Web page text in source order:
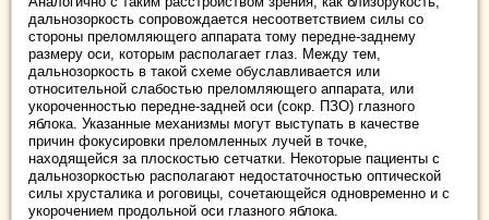
дальнозоркость сопровождается несоответствием силы со
стороны преломляющего аппарата тому передне-заднему
размеру оси, которым располагает глаз. Между тем,
дальнозоркость в такой схеме обуславливается или
относительной слабостью преломляющего аппарата, или
укороченностью передне-задней оси (сокр. ПЗО) глазного
яблока. Указанные механизмы могут выступать в качестве
причин фокусировки преломленных лучей в точке,
находящейся за плоскостью сетчатки. Некоторые пациенты с
дальнозоркостью располагают недостаточностью оптической
силы хрусталика и роговицы, сочетающейся одновременно и с
укорочением продольной оси глазного яблока.